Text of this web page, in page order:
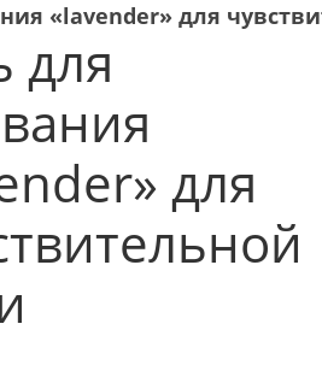
«lavender» для
для
для